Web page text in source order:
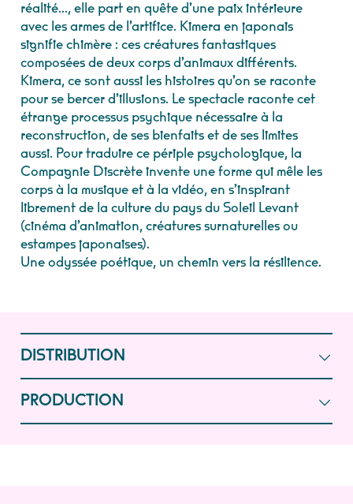
réalité..., elle part en quête d’une paix intérieure
avec les armes de l’artifice. Kimera en japonais
signifie chimère : ces créatures fantastiques
composées de deux corps d’animaux différents.
Kimera, ce sont aussi les histoires qu’on se raconte
pour se bercer d’illusions. Le spectacle raconte cet
étrange processus psychique nécessaire à la
reconstruction, de ses bienfaits et de ses limites
aussi. Pour traduire ce périple psychologique, la
Compagnie Discrète invente une forme qui mêle les
corps à la musique et à la vidéo, en s’inspirant
librement de la culture du pays du Soleil Levant
(cinéma d’animation, créatures surnaturelles ou
estampes japonaises).
Une odyssée poétique, un chemin vers la résilience.
DISTRIBUTION
PRODUCTION